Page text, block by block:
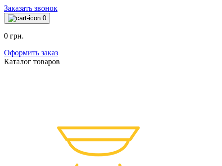
Заказать звонок
0
0 грн.
Оформить заказ
Каталог товаров